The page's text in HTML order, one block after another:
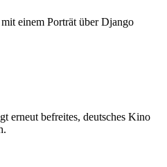
einem Porträt über Django
erneut befreites, deutsches Kino